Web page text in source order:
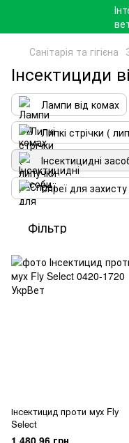
Санітарія та гігієна
Інсектициди
Лампи від комах
Липкі стрічки (
Інсектицидні
Спреї для
Фільтр
Інсектицид проти мух Fly
Select
1 480.96 грн